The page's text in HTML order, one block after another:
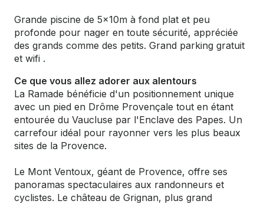
Grande piscine de 5x10m à fond plat et peu
profonde pour nager en toute sécurité, appréciée
des grands comme des petits. Grand parking gratuit
et wifi .
Ce que vous allez adorer aux alentours
La Ramade bénéficie d'un positionnement unique
avec un pied en Drôme Provençale tout en étant
entourée du Vaucluse par l'Enclave des Papes. Un
carrefour idéal pour rayonner vers les plus beaux
sites de la Provence.
Le Mont Ventoux, géant de Provence, offre ses
panoramas spectaculaires aux randonneurs et
cyclistes. Le château de Grignan, plus grand